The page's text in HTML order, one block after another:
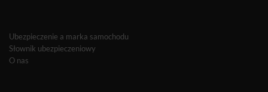
Ubezpieczenie a marka samochodu
Słownik ubezpieczeniowy
O nas